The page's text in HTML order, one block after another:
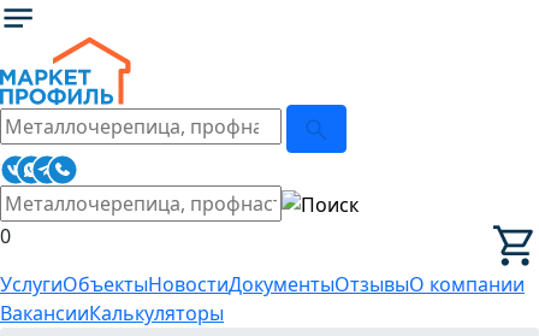
0
УслугиОбъектыНовостиДокументыОтзывыО компании
ВакансииКалькуляторы